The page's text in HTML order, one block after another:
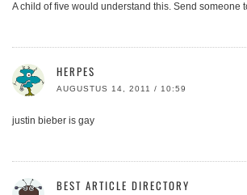
A child of five would understand this. Send someone
HERPES
AUGUSTUS 14, 2011 / 10:59
justin bieber is gay
BEST ARTICLE DIRECTORY